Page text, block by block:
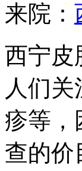
来院：
西宁皮
人们
疹等，
查的价